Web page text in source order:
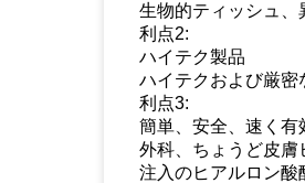
生物的ティッシュ、
利点2:
ハイテク製品
ハイテクおよび厳密
利点3:
簡単、安全、速く有
外科、ちょうど皮膚
注入のヒアルロン酸